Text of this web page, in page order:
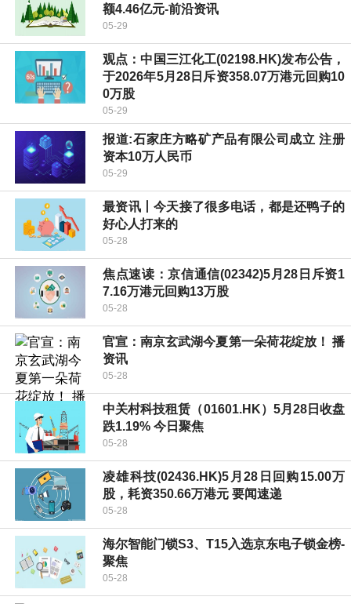
额4.46亿元-前沿资讯
05-29
观点：中国三江化工(02198.HK)发布公告，
于2026年5月28日斥资358.07万港元回购10
0万股
05-29
报道:石家庄方略矿产品有限公司成立 注册
资本10万人民币
05-29
最资讯丨今天接了很多电话，都是还鸭子的
好心人打来的
05-28
焦点速读：京信通信(02342)5月28日斥资1
7.16万港元回购13万股
05-28
官宣：南京玄武湖今夏第一朵荷花绽放！ 播
资讯
05-28
中关村科技租赁（01601.HK）5月28日收盘
跌1.19% 今日聚焦
05-28
凌雄科技(02436.HK)5月28日回购15.00万
股，耗资350.66万港元 要闻速递
05-28
海尔智能门锁S3、T15入选京东电子锁金榜-
聚焦
05-28